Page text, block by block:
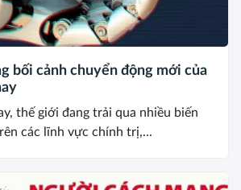
bối cảnh chuyển động mới của
thế giới đang trải qua nhiều biến
các lĩnh vực chính trị,...